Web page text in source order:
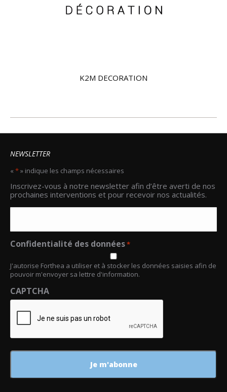
K2M DECORATION
NEWSLETTER
« *» indique les champs nécessaires
*
Inscrivez-vous à notre newsletter afin d’être averti de nos
prochaines interventions et pour recevoir nos actualités.
Confidentialité des données*
J'autorise Forthea a utiliser et à stocker les données saisies afin de
pouvoir m'envoyer sa lettre d'information.
CAPTCHA